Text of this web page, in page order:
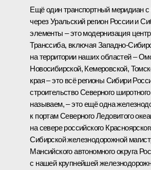
Ещё один транспортный меридиан
через Уральский регион России и
элементы – это модернизация
Транссиба, включая Западно-
на территории наших областей –
Новосибирской, Кемеровской,
края – это всё регионы Сибири
строительство Северного
называем, – это ещё одна
к портам Северного Ледовитого
на севере российского
Сибирской железнодорожной
Мансийского автономного округа
с нашей крупнейшей